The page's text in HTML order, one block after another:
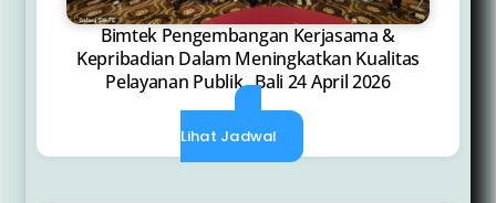
Bimtek Pengembangan Kerjasama &
Kepribadian Dalam Meningkatkan Kualitas
Pelayanan Publik , Bali 24 April 2026
Lihat Jadwal